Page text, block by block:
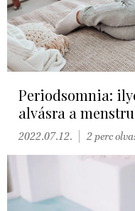
Periodsomnia:
alvásra a
2022.07.12. 2 perc